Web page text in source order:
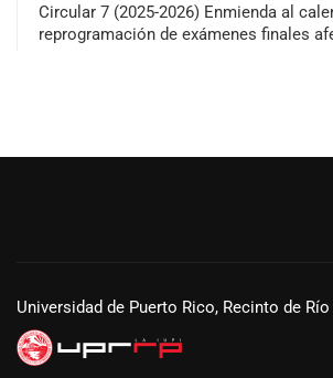
Circular 7 (2025-2026) Enmienda al
reprogramación de exámenes finales
Universidad de Puerto Rico, Recinto de